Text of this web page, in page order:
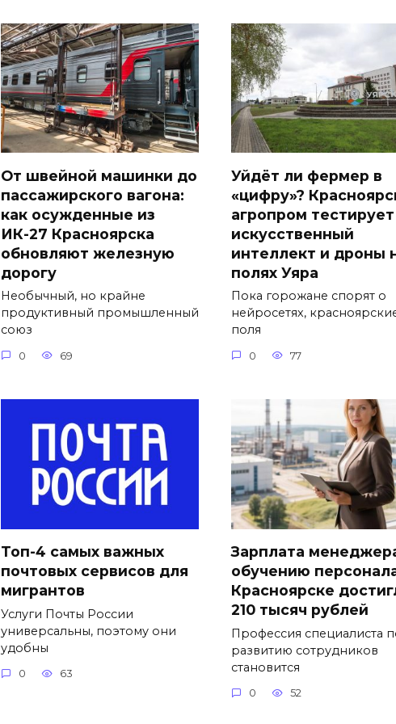
От швейной машинки до
пассажирского вагона:
как осужденные из
ИК-27 Красноярска
обновляют железную
дорогу
Необычный, но крайне
продуктивный промышленный
союз
0 69
Уйдёт ли фермер в
«цифру»?
агропром тестирует
искусственный
интеллект и дроны
полях Уяра
Пока горожане спорят о
нейросетях,
поля
0 77
Топ-4 самых важных
почтовых сервисов для
мигрантов
Услуги Почты России
универсальны, поэтому они
удобны
0 63
Зарплата
обучению
Красноярске
210 тысяч рублей
Профессия специалиста
развитию сотрудников
становится
0 52